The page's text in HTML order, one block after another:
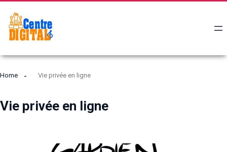
Home Vie privée en ligne
Vie privée en ligne